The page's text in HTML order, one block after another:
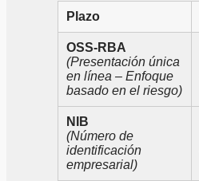
Plazo
OSS-RBA
(Presentación única
en línea – Enfoque
basado en el riesgo)
NIB
(Número de
identificación
empresarial)